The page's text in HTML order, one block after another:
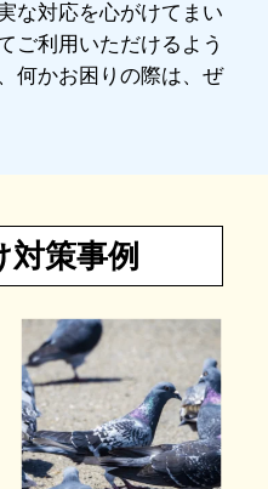
な対応を心がけてまい
ご利用いただけるよう
何かお困りの際は、ぜ
対策事例